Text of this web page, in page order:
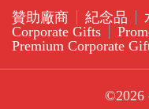
贊助廠商 紀念品
Corporate Gifts
Premium Corporate
©2026